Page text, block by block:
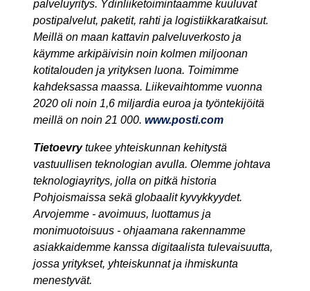
palveluyritys. Ydinliiketoimintaamme kuuluvat
postipalvelut, paketit, rahti ja logistiikkaratkaisut.
Meillä on maan kattavin palveluverkosto ja
käymme arkipäivisin noin kolmen miljoonan
kotitalouden ja yrityksen luona. Toimimme
kahdeksassa maassa. Liikevaihtomme vuonna
2020 oli noin 1,6 miljardia euroa ja työntekijöitä
meillä on noin 21 000. www.posti.com
Tietoevrytukee yhteiskunnan kehitystä
vastuullisen teknologian avulla. Olemme johtava
teknologiayritys, jolla on pitkä historia
Pohjoismaissa sekä globaalit kyvykkyydet.
Arvojemme - avoimuus, luottamus ja
monimuotoisuus - ohjaamana rakennamme
asiakkaidemme kanssa digitaalista tulevaisuutta,
jossa yritykset, yhteiskunnat ja ihmiskunta
menestyvät.